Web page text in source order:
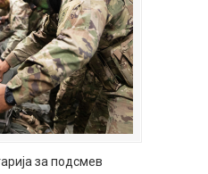
за подсмев